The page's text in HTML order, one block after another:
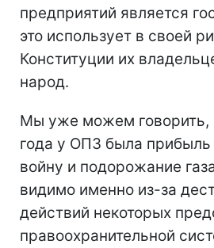
предприятий является
это использует в своей
Конституции их
народ.
Мы уже можем говорить,
года у ОПЗ была прибыль
войну и подорожание
видимо именно из-за
действий некоторых
правоохранительной